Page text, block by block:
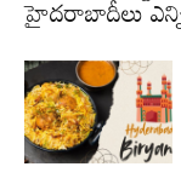
హైదరాబాదీలు